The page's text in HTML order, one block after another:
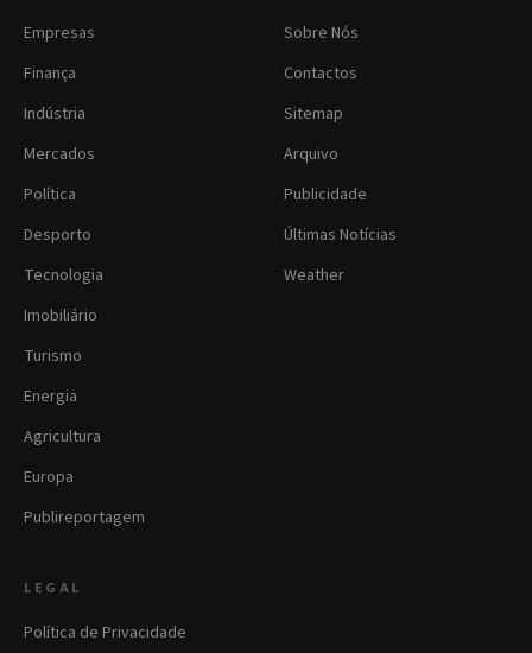
Empresas
Finança
Indústria
Mercados
Política
Desporto
Tecnologia
Imobiliário
Turismo
Energia
Agricultura
Europa
Publireportagem
Sobre Nós
Contactos
Sitemap
Arquivo
Publicidade
Últimas Notícias
Weather
LEGAL
Política de Privacidade